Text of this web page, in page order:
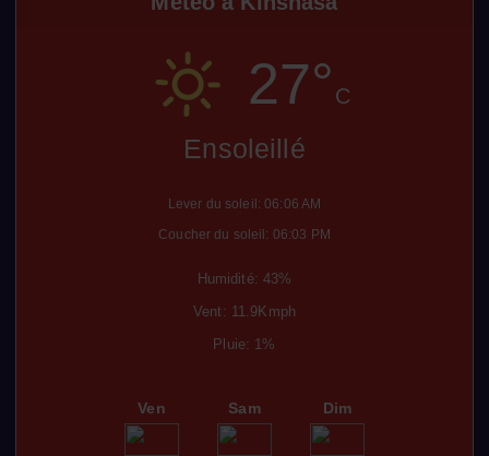
27° C
Ensoleillé
Lever du soleil: 06:06 AM
Coucher du soleil: 06:03 PM
Humidité: 43%
Vent: 11.9Kmph
Pluie: 1%
Ven Sam Dim